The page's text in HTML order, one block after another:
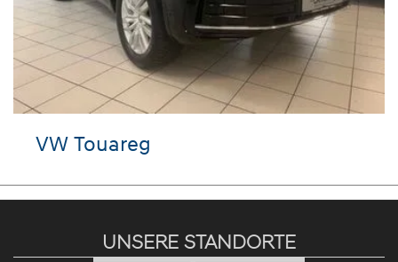
VW Touareg
UNSERE STANDORTE